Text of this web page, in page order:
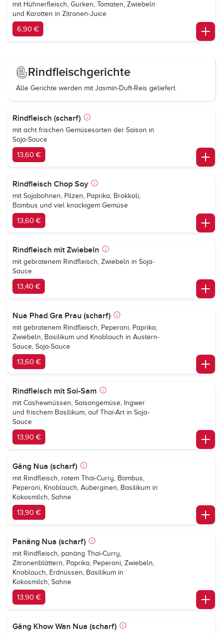
mit Hühnerfleisch, Gurken, Tomaten, Zwiebeln
und Karotten in Zitronen-Juice
6,90 €
Rindfleischgerichte
Alle Gerichte werden mit Jasmin-Duft-Reis geliefert.
Rindfleisch (scharf)
mit acht frischen Gemüsesorten der Saison in
Soja-Sauce
13,60 €
Rindfleisch Chop Soy
mit Sojabohnen, Pilzen, Paprika, Brokkoli,
Bambus und viel knackigem Gemüse
13,60 €
Rindfleisch mit Zwiebeln
mit gebratenem Rindfleisch, Zwiebeln in Soja-
Sauce
13,40 €
Nua Phad Gra Prau (scharf)
mit gebratenem Rindfleisch, Peperoni, Paprika,
Zwiebeln, Basilikum und Knoblauch in Austern-
Sauce, Soja-Sauce
13,60 €
Rindfleisch mit Soi-Sam
mit Cashewnüssen, Saisongemüse, Ingwer
und frischem Basilikum, auf Thai-Art in Soja-
Sauce
13,90 €
Gäng Nua (scharf)
mit Rindfleisch, rotem Thai-Curry, Bambus,
Peperoni, Knoblauch, Auberginen, Basilikum in
Kokosmilch, Sahne
13,90 €
Panäng Nua (scharf)
mit Rindfleisch, panäng Thai-Curry,
Zitronenblättern, Paprika, Peperoni, Zwiebeln,
Knoblauch, Erdnüssen, Basilikum in
Kokosmilch, Sahne
13,90 €
Gäng Khow Wan Nua (scharf)